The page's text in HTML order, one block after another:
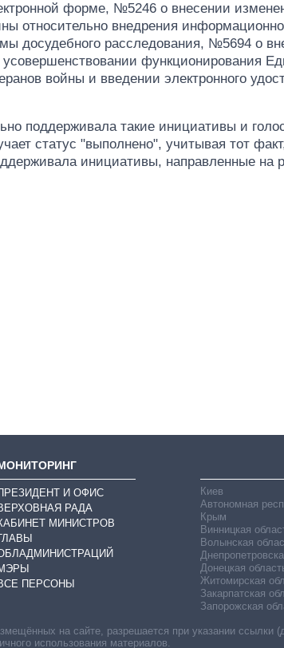
форме, №5246 о внесении
относительно внедрения
досудебного расследования, №5694 о
функционирования
войны и введении электронного
поддерживала такие инициативы и
статус "выполнено", учитывая тот
инициативы, направленные на
И ОФИС
РАДА
МИНИСТРОВ
ПЕРСОНЫ
Киев
Автономная
Крым
Винницкая
Волынская
Донецкая
Житомирская
Закарпатская
Запорожская
на сайте, разрешается при указании ссылки
использования материалов.